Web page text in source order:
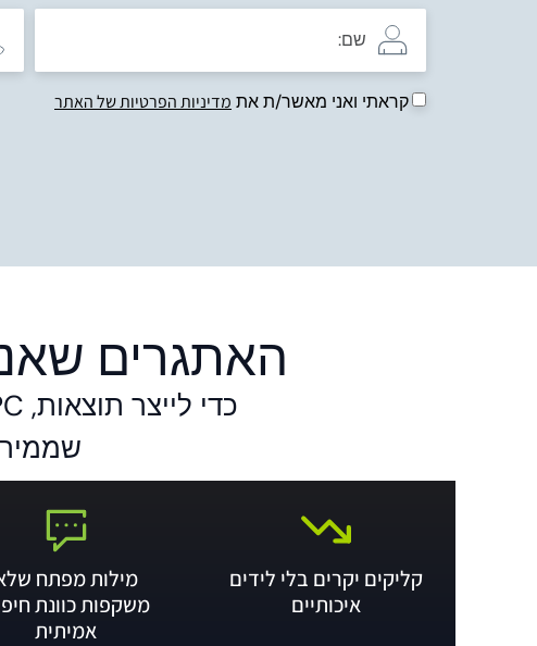
קראתי ואני מאשר/ת את מדיניות הפרטיות של האתר
האתגרים
קליקים יקרים בלי לידים
איכותיים
מילות מפתח
משקפות כוונת
אמיתית